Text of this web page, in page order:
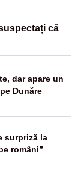
că
dar apare un
Dunăre
surpriză la
români”